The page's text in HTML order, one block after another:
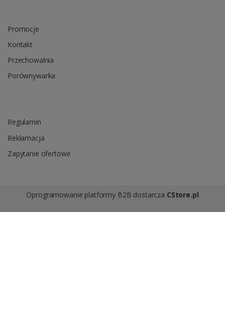
Promocje
Kontakt
Przechowalnia
Porównywarka
Regulamin
Reklamacja
Zapytanie ofertowe
Oprogramowanie platformy B2B dostarcza CStore.pl